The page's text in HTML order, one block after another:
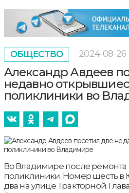
ОБЩЕСТВО 2024-08-26
Александр Авдеев
недавно
поликлиники во
Во Владимире после ремонта
поликлиники. Номер шесть
два на улице Тракторной.